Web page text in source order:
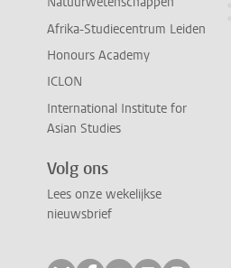
Afrika-Studiecentrum Leiden
Honours Academy
ICLON
International Institute for
Asian Studies
Volg ons
Lees onze wekelijkse
nieuwsbrief